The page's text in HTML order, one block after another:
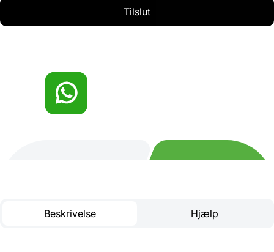
Tilslut
Beskrivelse Hjælp